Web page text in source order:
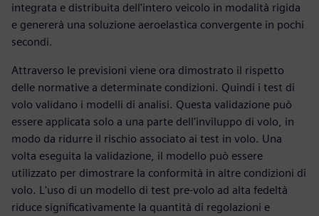
integrata e distribuita dell'intero veicolo in modalità rigida
e genererà una soluzione aeroelastica convergente in pochi
secondi.
Attraverso le previsioni viene ora dimostrato il rispetto
delle normative a determinate condizioni. Quindi i test di
volo validano i modelli di analisi. Questa validazione può
essere applicata solo a una parte dell'inviluppo di volo, in
modo da ridurre il rischio associato ai test in volo. Una
volta eseguita la validazione, il modello può essere
utilizzato per dimostrare la conformità in altre condizioni di
volo. L'uso di un modello di test pre-volo ad alta fedeltà
riduce significativamente la quantità di regolazioni e